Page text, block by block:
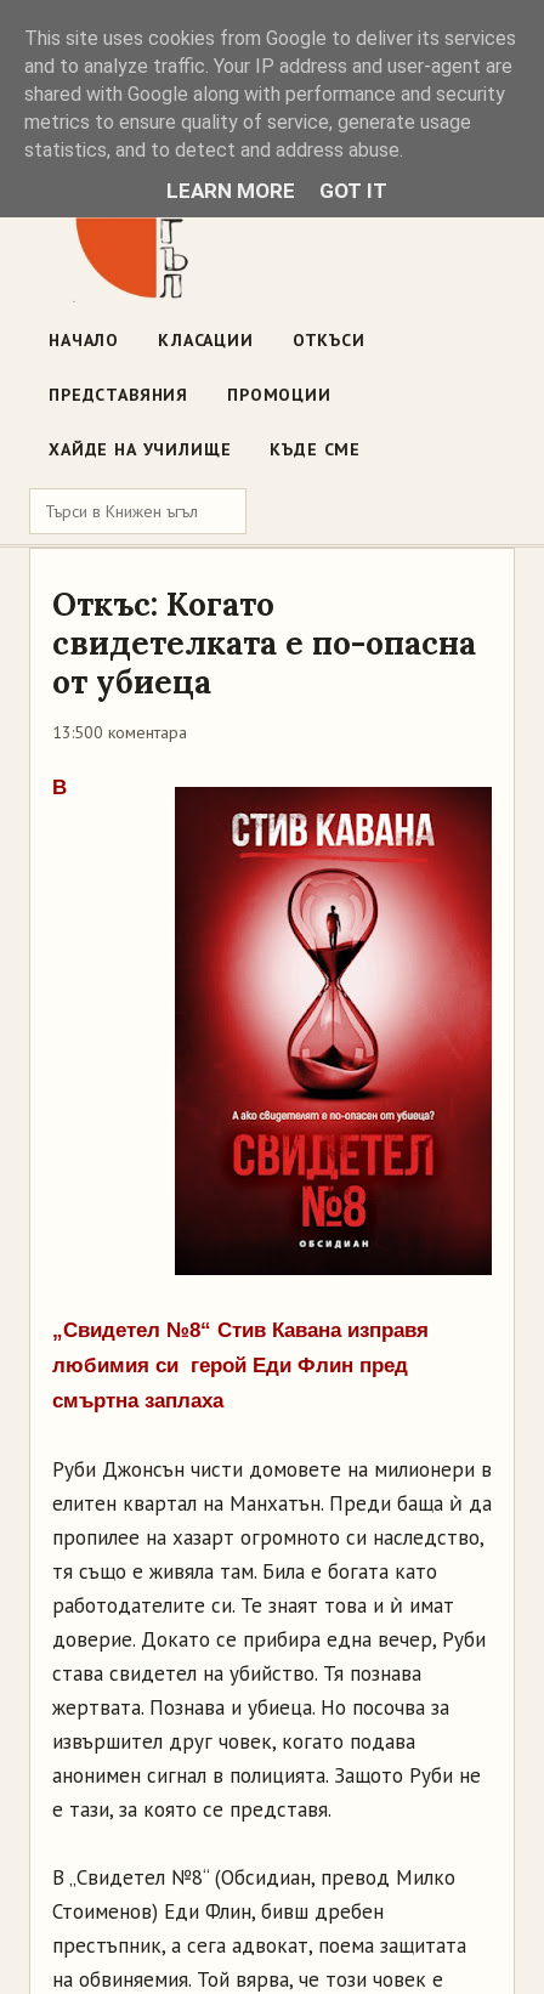
Книжен ъгъл
Блог на книжарницата — класации, откъси, нови книги
ул. „Оборище" 117, София· пон–пет 10:00–19:00 ·
НАЧАЛО КЛАСАЦИИ ОТКЪСИ
ПРЕДСТАВЯНИЯ ПРОМОЦИИ
ХАЙДЕ НА УЧИЛИЩЕ КЪДЕ СМЕ
Откъс: Когато
свидетелката е по-опасна
от убиеца
13:500 коментара
В
„Свидетел №8“ Стив Кавана изправя
любимия си герой Еди Флин пред
смъртна заплаха
Руби Джонсън чисти домовете на милионери в
елитен квартал на Манхатън. Преди баща ѝ да
пропилее на хазарт огромното си наследство,
тя също е живяла там. Била е богата като
работодателите си. Те знаят това и ѝ имат
доверие. Докато се прибира една вечер, Руби
става свидетел на убийство. Тя познава
жертвата. Познава и убиеца. Но посочва за
извършител друг човек, когато подава
анонимен сигнал в полицията. Защото Руби не
е тази, за която се представя.
В „Свидетел №8“ (Обсидиан, превод Милко
Стоименов) Еди Флин, бивш дребен
престъпник, а сега адвокат, поема защитата
на обвиняемия. Той вярва, че този човек е
This site uses cookies from Google to deliver its services
and to analyze traffic. Your IP address and user-agent are
shared with Google along with performance and security
metrics to ensure quality of service, generate usage
statistics, and to detect and address abuse.
LEARN MORE GOT IT